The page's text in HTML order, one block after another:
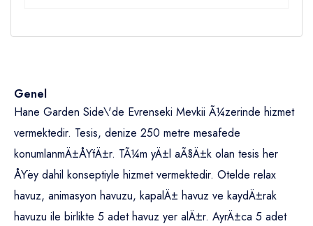
Genel
Hane Garden Side\'de Evrenseki Mevkii Ã¼zerinde hizmet
vermektedir. Tesis, denize 250 metre mesafede
konumlanmÄ±ÅŸtÄ±r. TÃ¼m yÄ±l aÃ§Ä±k olan tesis her
ÅŸey dahil konseptiyle hizmet vermektedir. Otelde relax
havuz, animasyon havuzu, kapalÄ± havuz ve kaydÄ±rak
havuzu ile birlikte 5 adet havuz yer alÄ±r. AyrÄ±ca 5 adet